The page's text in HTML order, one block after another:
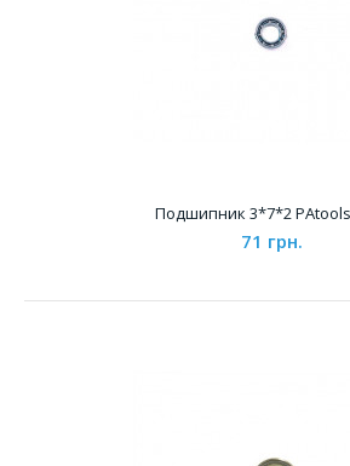
Подшипник 3*7*2
71 грн.